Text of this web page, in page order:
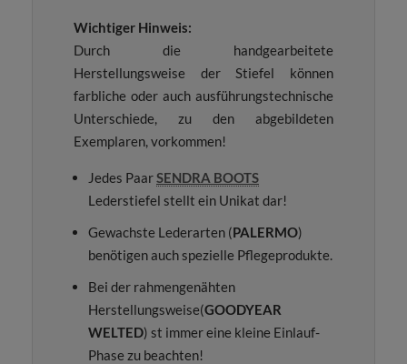
Wichtiger Hinweis:
Durch die handgearbeitete
Herstellungsweise der Stiefel können
farbliche oder auch ausführungstechnische
Unterschiede, zu den abgebildeten
Exemplaren, vorkommen!
Jedes PaarSENDRA BOOTS
Lederstiefel stellt ein Unikat dar!
Gewachste Lederarten (PALERMO)
benötigen auch spezielle Pflegeprodukte.
Bei der rahmengenähten
Herstellungsweise(GOODYEAR
WELTED) st immer eine kleine Einlauf-
Phase zu beachten!